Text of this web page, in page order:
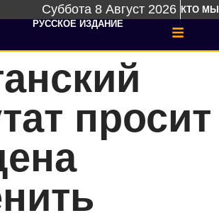
Суббота 8 Август 2026 КТО МЫ
РУССКОЕ ИЗДАНИЕ
просит